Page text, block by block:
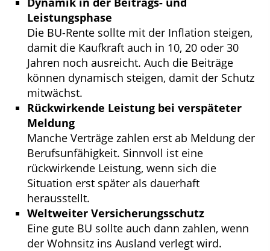
Leistungsphase
Die BU-Rente sollte mit der Inflation steigen,
damit die Kaufkraft auch in 10, 20 oder 30
Jahren noch ausreicht. Auch die Beiträge
können dynamisch steigen, damit der Schutz
mitwächst.
Rückwirkende Leistung bei verspäteter
Meldung
Manche Verträge zahlen erst ab Meldung der
Berufsunfähigkeit. Sinnvoll ist eine
rückwirkende Leistung, wenn sich die
Situation erst später als dauerhaft
herausstellt.
Weltweiter Versicherungsschutz
Eine gute BU sollte auch dann zahlen, wenn
der Wohnsitz ins Ausland verlegt wird.